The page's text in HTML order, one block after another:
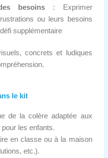
besoins : Exprimer
ou leurs besoins
supplémentaire
concrets et ludiques
le kit
de la colère adaptée aux
les enfants.
en classe ou à la maison
etc.).